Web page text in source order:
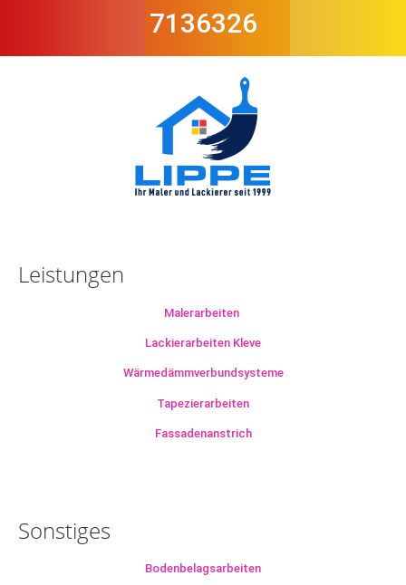
7136326
Leistungen
Malerarbeiten
Lackierarbeiten Kleve
Wärmedämmverbundsysteme
Tapezierarbeiten
Fassadenanstrich
Sonstiges
Bodenbelagsarbeiten